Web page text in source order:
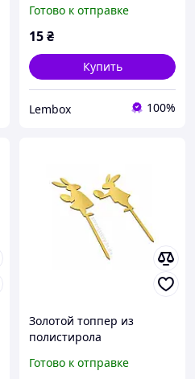
композиций, Т080
Готово к отправке
15₴
Купить
Lembox 100%
Золотой топпер из
полистирола
шт
Готово к отправке